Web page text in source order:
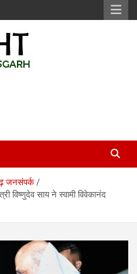
जनसंपर्क
विष्णुदेव साय ने स्वामी विवेकानंद